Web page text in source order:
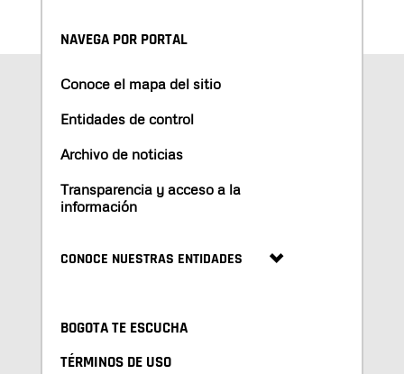
NAVEGA POR PORTAL
Conoce el mapa del sitio
Entidades de control
Archivo de noticias
Transparencia y acceso a la
información
CONOCE NUESTRAS ENTIDADES
BOGOTA TE ESCUCHA
TÉRMINOS DE USO